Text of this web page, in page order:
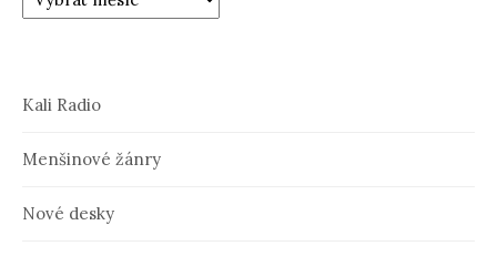
Kali Radio
Menšinové žánry
Nové desky